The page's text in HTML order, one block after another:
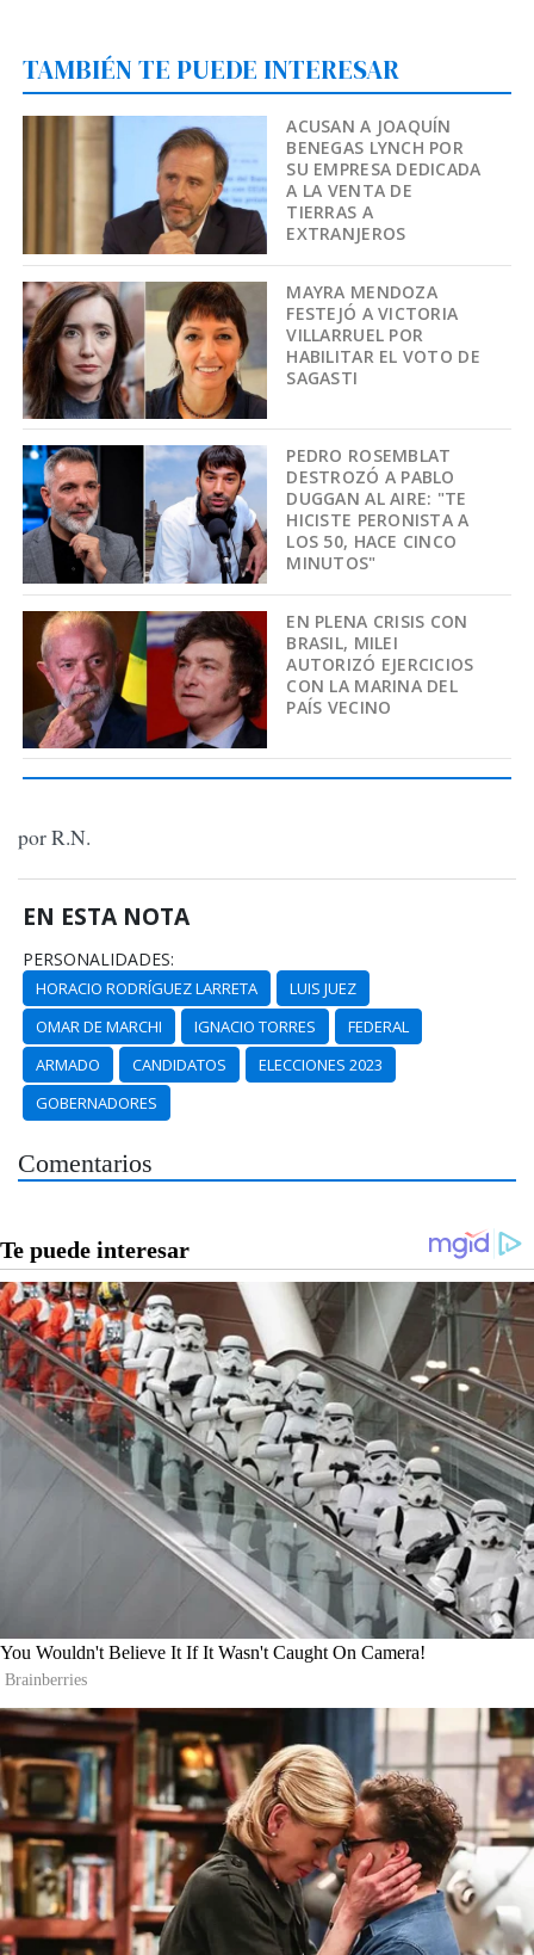
TAMBIÉN TE PUEDE INTERESAR
ACUSAN A JOAQUÍN
BENEGAS LYNCH POR
SU EMPRESA DEDICADA
A LA VENTA DE
TIERRAS A
EXTRANJEROS
MAYRA MENDOZA
FESTEJÓ A VICTORIA
VILLARRUEL POR
HABILITAR EL VOTO DE
SAGASTI
PEDRO ROSEMBLAT
DESTROZÓ A PABLO
DUGGAN AL AIRE: "TE
HICISTE PERONISTA A
LOS 50, HACE CINCO
MINUTOS"
EN PLENA CRISIS CON
BRASIL, MILEI
AUTORIZÓ EJERCICIOS
CON LA MARINA DEL
PAÍS VECINO
por R.N.
EN ESTA NOTA
PERSONALIDADES:
HORACIO RODRÍGUEZ LARRETA
LUIS JUEZ
OMAR DE MARCHI
IGNACIO TORRES
FEDERAL
ARMADO
CANDIDATOS
ELECCIONES 2023
GOBERNADORES
Comentarios